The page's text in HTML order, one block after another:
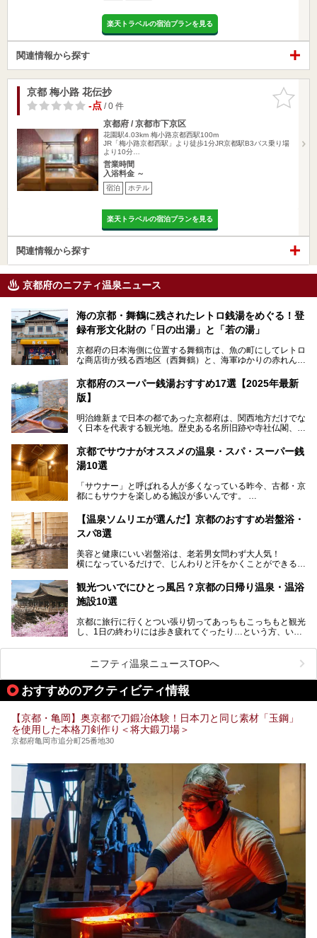
楽天トラベルの宿泊プランを見る
関連情報から探す
お気に入
りに追加
京都 梅小路 花伝抄
-点/ 0 件
京都府 / 京都市下京区
花園駅4.03km 梅小路京都西駅100m
JR「梅小路京都西駅」より徒歩1分JR京都駅B3バス乗り場
より10分…
営業時間
入浴料金 ～
宿泊 ホテル
楽天トラベルの宿泊プランを見る
関連情報から探す
京都府のニフティ温泉ニュース
海の京都・舞鶴に残されたレトロ銭湯をめぐる！登
録有形文化財の「日の出湯」と「若の湯」
京都府の日本海側に位置する舞鶴市は、魚の町にしてレトロ
な商店街が残る西地区（西舞鶴）と、海軍ゆかりの赤れんが
ます。今回案内するのは西地区に今も残る2軒の銭湯「日の
出湯」と「若の湯」。いずれも国の登録有形文化財に指定さ
れた歴史ある建物でありながら、今も現役のお風呂屋さんで
漁師町や商店街で働く人々を支えてきたこの2軒の銭湯とと
ます。
───
この記事は京都府舞鶴市のPR記事です。
京都府のスーパー銭湯おすすめ17選【2025年最新
版】
明治維新まで日本の都であった京都府は、関西地方だけでな
く日本を代表する観光地。歴史ある名所旧跡や寺社仏閣、そ
今回は、そんな京都府で2025年現在おすすめのスーパー銭
湯を紹介します。
部でレジャー気分を満喫できる温泉施設まで、好みのスーパ
ー銭湯を探してみてくださいね。
京都でサウナがオススメの温泉・スパ・スーパー銭
湯10選
「サウナー」と呼ばれる人が多くなっている昨今、古都・京
都にもサウナを楽しめる施設が多いんです。
自分の好きなサウナを探すのもいいですが、さまざまなサウ
ナを体感してみたいですよね。
のある温浴施設を紹介します。
ウナを楽しみましょう！
【温泉ソムリエが選んだ】京都のおすすめ岩盤浴・
スパ8選
美容と健康にいい岩盤浴は、老若男女問わず大人気！
横になっているだけで、じんわりと汗をかくことができるの
地元の方はもちろん、旅先としても人気の京都。
観光のついでに岩盤浴のある温泉に浸かってリフレッシュす
今回は京都にある岩盤浴のある施設をピックアップしてご紹
観光ついでにひとっ風呂？京都の日帰り温泉・温浴
施設10選
京都に旅行に行くとつい張り切ってあっちもこっちもと観光
し、1日の終わりには歩き疲れてぐったり…という方、いま
そんな疲れた身体には温泉です！京都には、市内にも郊外に
も素晴らしい温泉がたくさんあります。そこで、日帰り利用
できるおすすめの温泉・温浴施設をまとめてみました。
ニフティ温泉ニュースTOPへ
おすすめのアクティビティ情報
【京都・亀岡】奥京都で刀鍛冶体験！日本刀と同じ素材「玉鋼」
を使用した本格刀剣作り＜将大鍛刀場＞
京都府亀岡市追分町25番地30